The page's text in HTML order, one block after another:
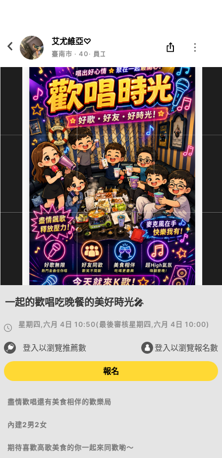
艾尤維亞♡
臺南市 ‧ 40‧ 員工
一起的歡唱吃晚餐的美好時光🎤
星期四,六月 4日 10:50(最後審核星期四,六月 4日 10:00)
登入以瀏覽推薦數 登入以瀏覽報名數
報名
盡情歡唱還有美食相伴的歡樂局
內建2男2女
期待喜歡高歌美食的你一起來同歡喲～